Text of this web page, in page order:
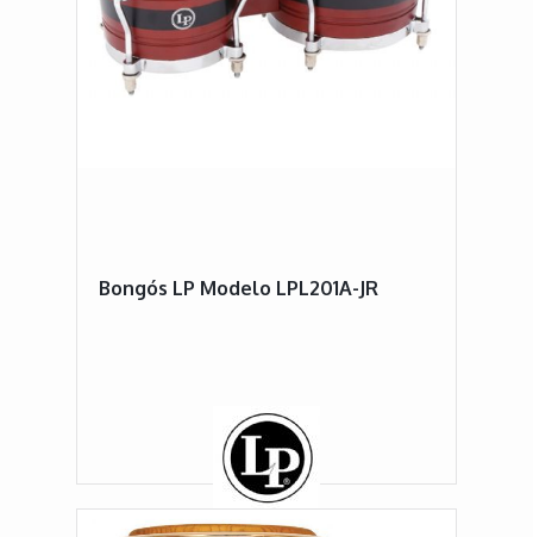
Bongós LP Modelo LPL201A-JR